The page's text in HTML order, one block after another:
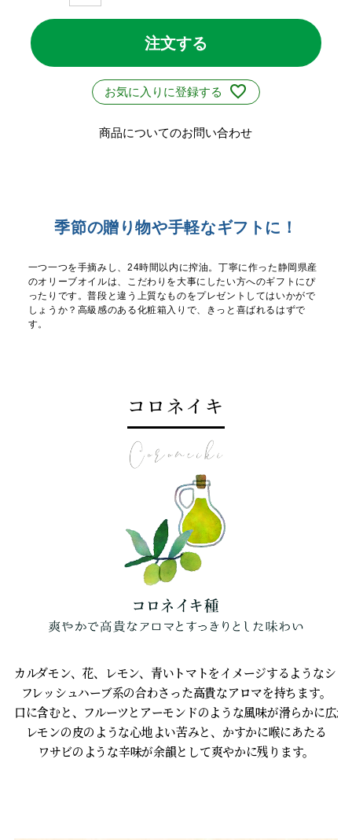
注文する
お気に入りに登録する
商品についてのお問い合わせ
季節の贈り物や手軽なギフトに！
一つ一つを手摘みし、24時間以内に搾油。丁寧に作った静岡県産
のオリーブオイルは、こだわりを大事にしたい方へのギフトにぴ
ったりです。普段と違う上質なものをプレゼントしてはいかがで
しょうか？高級感のある化粧箱入りで、きっと喜ばれるはずで
す。
コロネイキ
カルダモン、花、レモン、青いトマトをイメージするようなシト
フレッシュハーブ系の合わさった高貴なアロマを持ちます。
口に含むと、フルーツとアーモンドのような風味が滑らかに広が
レモンの皮のような心地よい苦みと、かすかに喉にあたる
ワサビのような辛味が余韻として爽やかに残ります。